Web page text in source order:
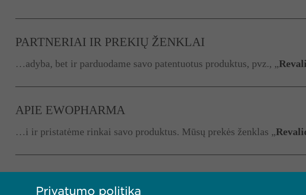
PARTNERIAI IR PREKIŲ ŽENKLAI
…adyba, bet ir parduodame savo patentuotus produktus, pvz., „
APIE EWOPHARMA
…i ir pristatėme rinkai savo produktus. Mūsų prekės ženklas „
Privatumo politika